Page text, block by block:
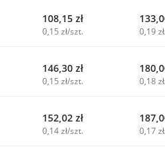
108,15 zł
0,15 zł/szt. 0,19
146,30 zł
0,15 zł/szt. 0,18
152,02 zł
0,14 zł/szt. 0,17